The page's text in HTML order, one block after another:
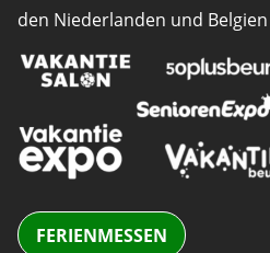
den Niederlanden und
FERIENMESSEN